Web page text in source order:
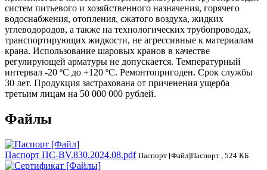
систем питьевого и хозяйственного назначения, горячего
водоснабжения, отопления, сжатого воздуха, жидких
углеводородов, а также на технологических трубопроводах,
транспортирующих жидкости, не агрессивные к материалам
крана. Использование шаровых кранов в качестве
регулирующей арматуры не допускается. Температурный
интервал -20 ºС до +120 ºС. Ремонтопригоден. Срок службы
30 лет. Продукция застрахована от приченения ущерба
третьим лицам на 50 000 000 рублей.
Файлы
Паспорт ПС-BV.830.2024.08.pdf Паспорт [Файл]Паспорт , 524 КБ